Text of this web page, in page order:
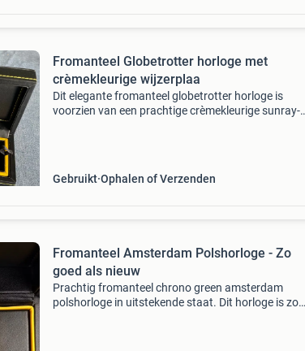
Fromanteel Globetrotter horloge met
crèmekleurige wijzerplaa
Dit elegante fromanteel globetrotter horloge is
voorzien van een prachtige crèmekleurige sunray-
Gebruikt Ophalen of Verzenden
Fromanteel Amsterdam Polshorloge - Zo
goed als nieuw
Prachtig fromanteel chrono green amsterdam
polshorloge in uitstekende staat. Dit horloge is zo